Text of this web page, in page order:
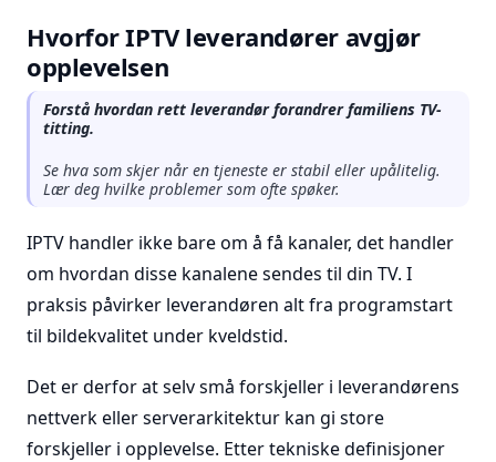
Hvorfor IPTV leverandører avgjør
opplevelsen
Forstå hvordan rett leverandør forandrer familiens TV-
titting.
Se hva som skjer når en tjeneste er stabil eller upålitelig.
Lær deg hvilke problemer som ofte spøker.
IPTV handler ikke bare om å få kanaler, det handler
om hvordan disse kanalene sendes til din TV. I
praksis påvirker leverandøren alt fra programstart
til bildekvalitet under kveldstid.
Det er derfor at selv små forskjeller i leverandørens
nettverk eller serverarkitektur kan gi store
forskjeller i opplevelse. Etter tekniske definisjoner